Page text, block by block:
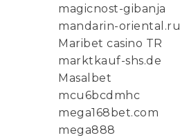
magicnost-gibanja
mandarin-oriental.ru
Maribet casino TR
marktkauf-shs.de
Masalbet
mcu6bcdmhc
mega168bet.com
mega888